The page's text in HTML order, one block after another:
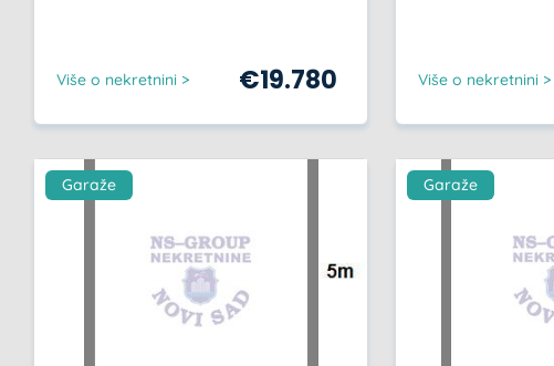
Više o nekretnini > €19.780 Više o nekretnini >
Garaže Garaže